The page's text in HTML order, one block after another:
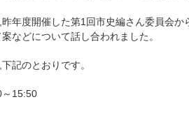
年度開催した第1回市史編さん委員会
などについて話し合われました。
記のとおりです。
～15:50